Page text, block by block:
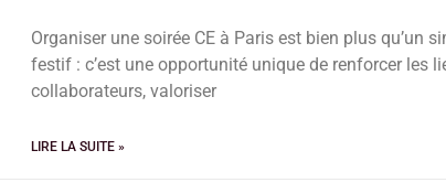
Organiser une soirée CE à Paris est bien plus qu’un
festif : c’est une opportunité unique de renforcer les
collaborateurs, valoriser
LIRE LA SUITE »